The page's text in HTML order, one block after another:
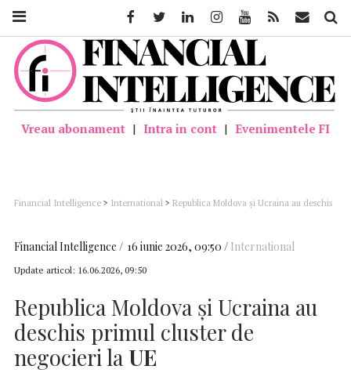
Vreau abonament | Intra in cont | Evenimentele FI
Financial Intelligence > International > Republica Moldova şi Ucraina au deschis
Financial Intelligence 16 iunie 2026, 09:50 International
Update articol: 16.06.2026, 09:50
Republica Moldova şi Ucraina au
deschis primul cluster de
negocieri laUE
FacebookTwitter LinkedinInstagramYoutube Feed Mail